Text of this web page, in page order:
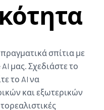
σπίτια με
μας. Σχεδιάστε το
το AI να
και εξωτερικών